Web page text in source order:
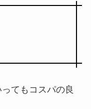
てもコスパの良